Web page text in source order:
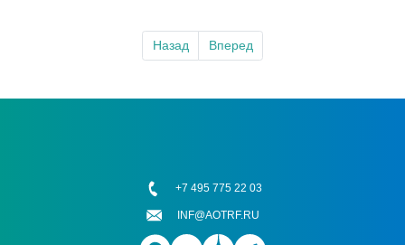
Назад Вперед
+7 495 775 22 03
INF@AOTRF.RU